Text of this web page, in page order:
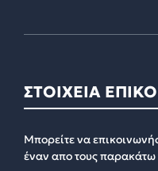
ΣΤΟΙΧΕΙΑ
Μπορείτε να
έναν απο τους παρακάτω